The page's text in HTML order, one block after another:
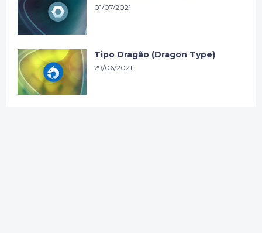
01/07/2021
Tipo Dragão (Dragon Type)
29/06/2021